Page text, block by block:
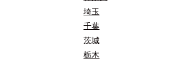
埼玉
千葉
茨城
栃木